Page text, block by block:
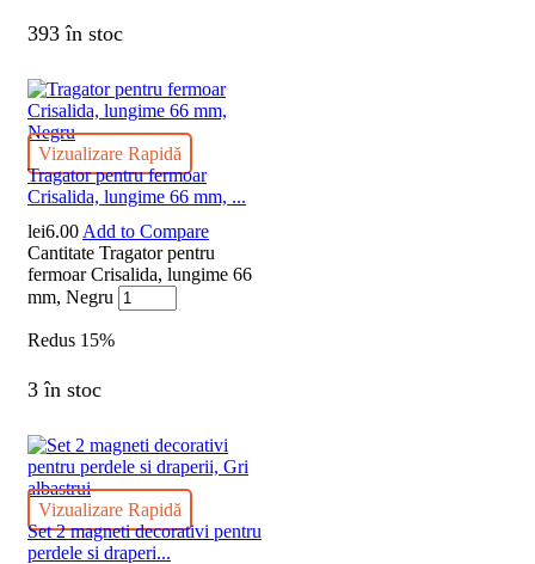
393 în stoc
Vizualizare Rapidă
Tragator pentru fermoar
Crisalida, lungime 66 mm, ...
lei6.00 Add to Compare
Cantitate Tragator pentru
fermoar Crisalida, lungime 66
mm, Negru
Redus 15%
3 în stoc
Vizualizare Rapidă
Set 2 magneti decorativi pentru
perdele si draperi...